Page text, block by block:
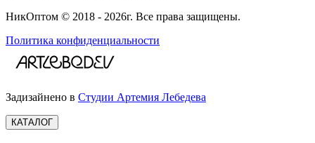
НикОптом © 2018 - 2026г. Все права защищены.
Политика конфиденциальности
Задизайнено в Студии Артемия Лебедева
КАТАЛОГ